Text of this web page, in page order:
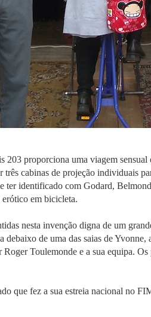
203 proporciona uma viagem sensual
cabinas de projeção individuais
ter identificado com Godard,
em bicicleta.
nesta invenção digna de um
debaixo de uma das saias de
Toulemonde e a sua equipa.
que fez a sua estreia nacional no